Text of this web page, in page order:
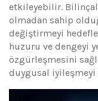
etkileyebilir.
olmadan sahip
değiştirmeyi
huzuru ve dengeyi
özgürleşmesini
duygusal